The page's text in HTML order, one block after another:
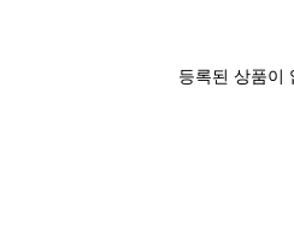
등록된 상품이